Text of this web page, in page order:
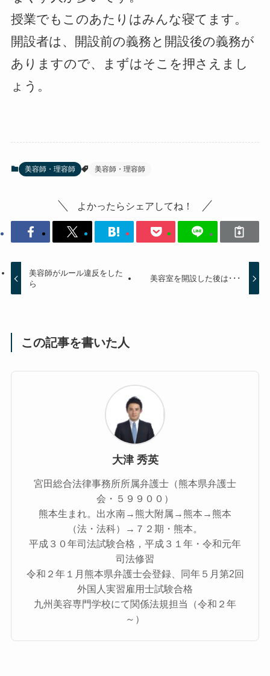
授業でもこのあたりはみんな寝てます。
開設者は、開設前の義務と開設後の義務が
ありますので、まずはそこを押さえまし
ょう。
美容師・理容師 美容師・理容師
よかったらシェアしてね！
美容師がルール違反をした
ら
美容室を開設した後は･･･
この記事を書いた人
大津 秀英
宮田総合法律事務所所属弁護士（熊本県弁護士
会・５９９００）
熊本生まれ。出水南→熊大附属→熊本→熊本
（法・法科）→７２期・熊本。
平成３０年司法試験合格，平成３１年・令和元年
司法修習
令和２年１月熊本県弁護士会登録、同年５月第2回
外国人実習雇用士試験合格
九州美容専門学校にて関係法規担当（令和２年
～）